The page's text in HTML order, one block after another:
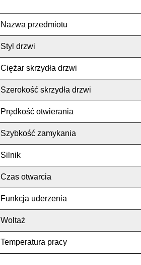
Nazwa przedmiotu
Styl drzwi
Ciężar skrzydła drzwi
Szerokość skrzydła drzwi
Prędkość otwierania
Szybkość zamykania
Silnik
Czas otwarcia
Funkcja uderzenia
Woltaż
Temperatura pracy